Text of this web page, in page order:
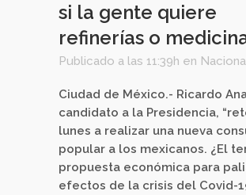
si la gente quiere
refinerías o
Publicado a las 11:39h en
Ciudad de México.- Ricardo
candidato a la Presidencia,
lunes a realizar una nueva
popular a los mexicanos. ¿El
propuesta económica para
efectos de la crisis del Covid-